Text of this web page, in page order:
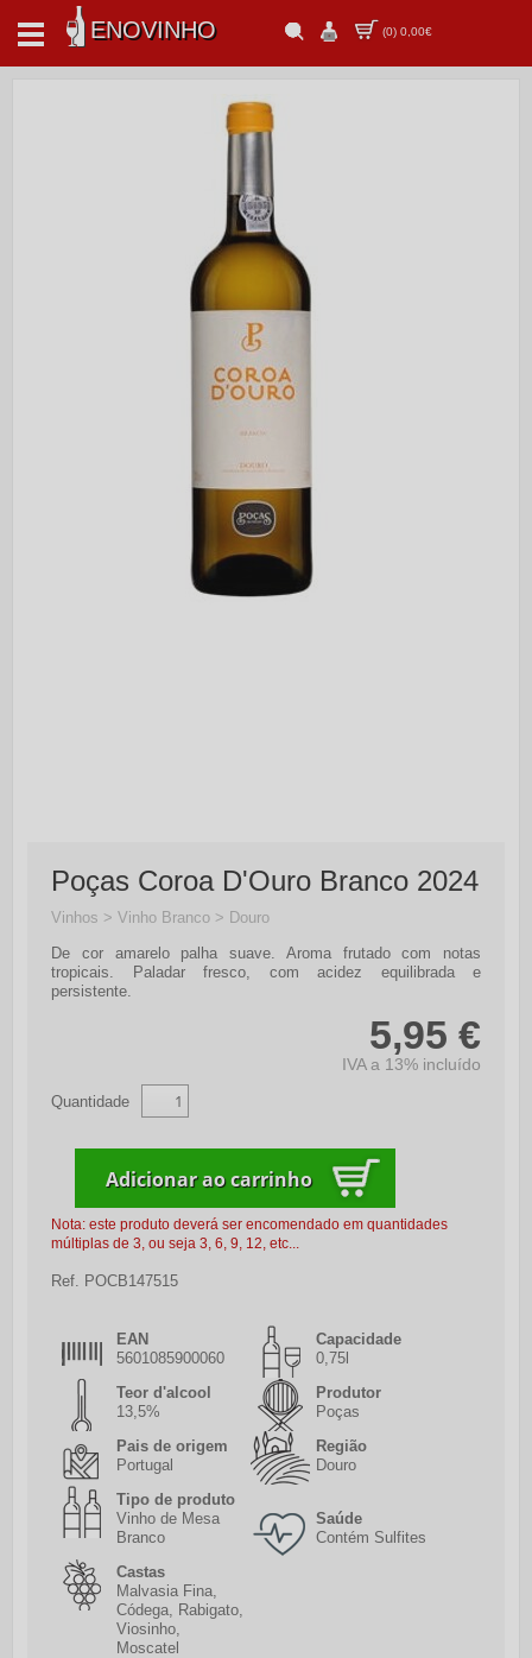
ENOVINHO (0) 0,00€
Poças Coroa D'Ouro Branco 2024
Vinhos > Vinho Branco > Douro
De cor amarelo palha suave. Aroma frutado com notas
tropicais. Paladar fresco, com acidez equilibrada e
persistente.
5,95 €
IVA a 13% incluído
Quantidade
Nota: este produto deverá ser encomendado em quantidades
múltiplas de 3, ou seja 3, 6, 9, 12, etc...
Ref. POCB147515
EAN
5601085900060
Capacidade
0,75l
Teor d'alcool
13,5%
Produtor
Poças
Pais de origem
Portugal
Região
Douro
Tipo de produto
Vinho de Mesa
Branco
Saúde
Contém Sulfites
Castas
Malvasia Fina,
Códega, Rabigato,
Viosinho,
Moscatel